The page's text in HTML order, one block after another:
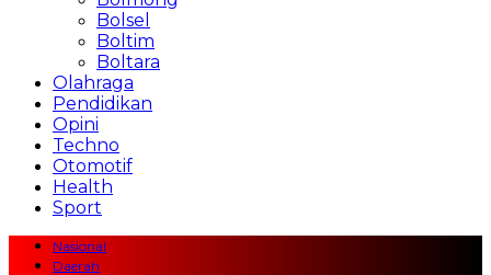
Bolsel
Boltim
Boltara
Olahraga
Pendidikan
Opini
Techno
Otomotif
Health
Sport
Nasional
Daerah